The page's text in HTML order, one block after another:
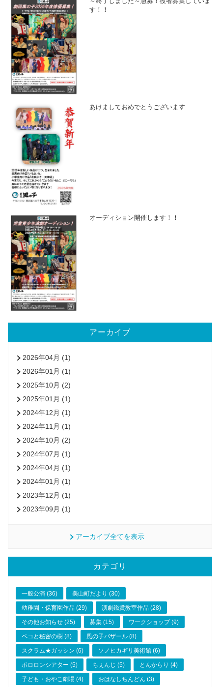
す！！
あけましておめでとうございます
オーディション開催します！！
アーカイブ
2026年04月 (1)
2026年01月 (1)
2025年10月 (2)
2025年01月 (1)
2024年12月 (1)
2024年11月 (1)
2024年10月 (2)
2024年07月 (1)
2024年04月 (1)
2024年01月 (1)
2023年12月 (1)
2023年09月 (1)
アーカイブ全てを表示
カテゴリ
一般公演 (36) 美山町だより (30)
幼稚園・保育園作品 (29) 演劇鑑賞教室作品 (28)
その他お知らせ (25) 募集 (15) ワークショップ (9)
ペコと秘密の樹 (8) 風の子バザール (8)
スクラム★ガッシン (6) ソノヒカギリ美術館 (6)
ポロロンシアター (5) ちぇんじ (5) とんからり (4)
子ども・おやこ劇場 (4) おはなしちんどん (3)